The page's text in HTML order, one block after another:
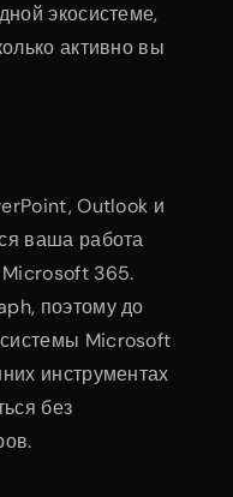
экосистеме,
активно вы
Outlook и
ваша работа
Microsoft 365.
поэтому до
Microsoft
инструментах
без